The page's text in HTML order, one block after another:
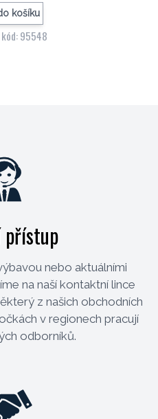
košíku
kód: 95548
přístup
nebo aktuálními
na naší kontaktní lince
z našich obchodních
v regionech pracují
odborníků.